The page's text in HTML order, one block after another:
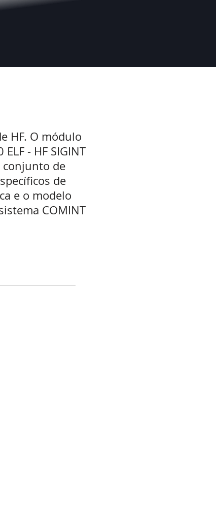
HF. O módulo
- HF SIGINT
conjunto de
de
e o modelo
COMINT